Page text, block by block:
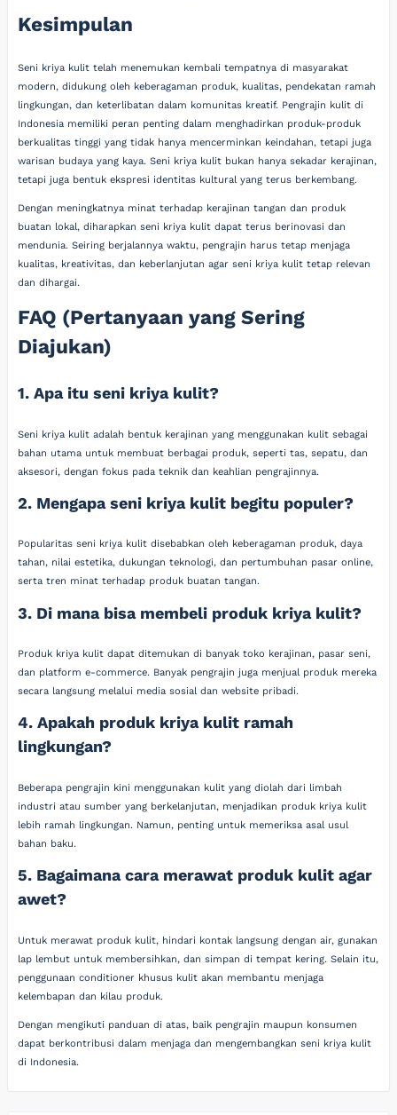
Kesimpulan
Seni kriya kulit telah menemukan kembali tempatnya di masyarakat
modern, didukung oleh keberagaman produk, kualitas, pendekatan ramah
lingkungan, dan keterlibatan dalam komunitas kreatif. Pengrajin kulit di
Indonesia memiliki peran penting dalam menghadirkan produk-produk
berkualitas tinggi yang tidak hanya mencerminkan keindahan, tetapi juga
warisan budaya yang kaya. Seni kriya kulit bukan hanya sekadar kerajinan,
tetapi juga bentuk ekspresi identitas kultural yang terus berkembang.
Dengan meningkatnya minat terhadap kerajinan tangan dan produk
buatan lokal, diharapkan seni kriya kulit dapat terus berinovasi dan
mendunia. Seiring berjalannya waktu, pengrajin harus tetap menjaga
kualitas, kreativitas, dan keberlanjutan agar seni kriya kulit tetap relevan
dan dihargai.
FAQ (Pertanyaan yang Sering
Diajukan)
1. Apa itu seni kriya kulit?
Seni kriya kulit adalah bentuk kerajinan yang menggunakan kulit sebagai
bahan utama untuk membuat berbagai produk, seperti tas, sepatu, dan
aksesori, dengan fokus pada teknik dan keahlian pengrajinnya.
2. Mengapa seni kriya kulit begitu populer?
Popularitas seni kriya kulit disebabkan oleh keberagaman produk, daya
tahan, nilai estetika, dukungan teknologi, dan pertumbuhan pasar online,
serta tren minat terhadap produk buatan tangan.
3. Di mana bisa membeli produk kriya kulit?
Produk kriya kulit dapat ditemukan di banyak toko kerajinan, pasar seni,
dan platform e-commerce. Banyak pengrajin juga menjual produk mereka
secara langsung melalui media sosial dan website pribadi.
4. Apakah produk kriya kulit ramah
lingkungan?
Beberapa pengrajin kini menggunakan kulit yang diolah dari limbah
industri atau sumber yang berkelanjutan, menjadikan produk kriya kulit
lebih ramah lingkungan. Namun, penting untuk memeriksa asal usul
bahan baku.
5. Bagaimana cara merawat produk kulit agar
awet?
Untuk merawat produk kulit, hindari kontak langsung dengan air, gunakan
lap lembut untuk membersihkan, dan simpan di tempat kering. Selain itu,
penggunaan conditioner khusus kulit akan membantu menjaga
kelembapan dan kilau produk.
Dengan mengikuti panduan di atas, baik pengrajin maupun konsumen
dapat berkontribusi dalam menjaga dan mengembangkan seni kriya kulit
di Indonesia.